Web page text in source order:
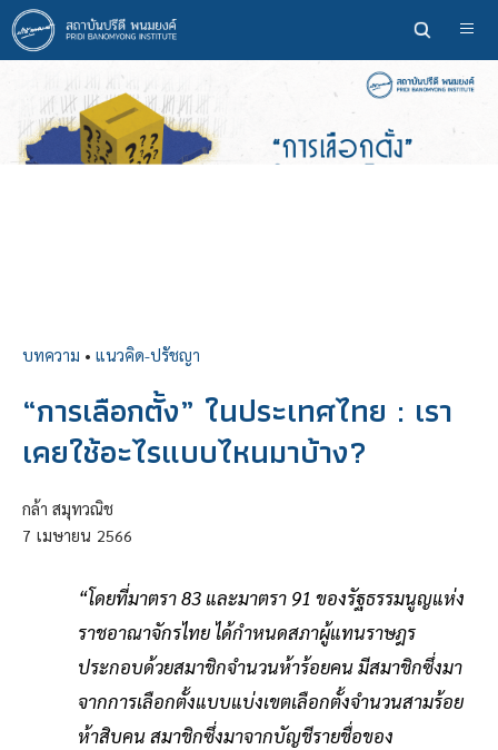
ข้าม
ไป
ยัง
บทความ • แนวคิด-ปรัชญา
“การเลือกตั้ง” ในประเทศไทย : เรา
เคยใช้อะไรแบบไหนมาบ้าง?
กล้า สมุทวณิช
7 เมษายน 2566
“โดยที่มาตรา 83 และมาตรา 91 ของรัฐธรรมนูญแห่ง
ราชอาณาจักรไทย ได้กำหนดสภาผู้แทนราษฎร
ประกอบด้วยสมาชิกจำนวนห้าร้อยคน มีสมาชิกซึ่งมา
จากการเลือกตั้งแบบแบ่งเขตเลือกตั้งจำนวนสามร้อย
ห้าสิบคน สมาชิกซึ่งมาจากบัญชีรายชื่อของ